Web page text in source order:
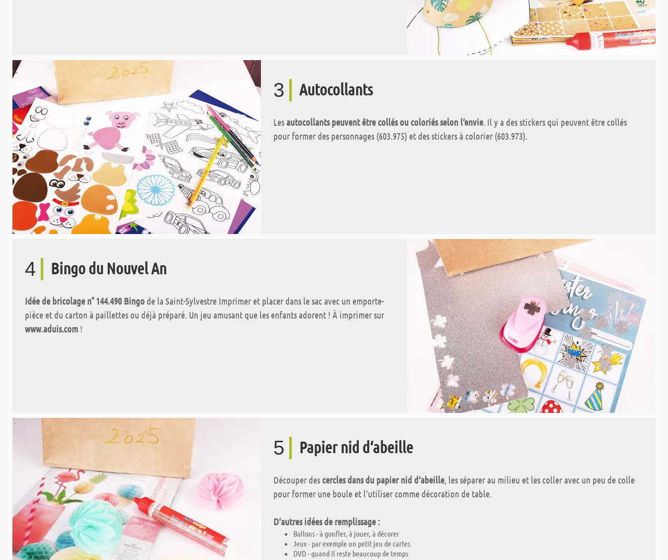
3 Autocollants
Lesautocollants peuvent être collés ou coloriés selon l‘envie. Il y a des stickers qui peuvent être collés
pour former des personnages (603.975) et des stickers à colorier (603.973).
4 Bingo du Nouvel An
Idée de bricolage n° 144.490 Bingo de la Saint-Sylvestre Imprimer et placer dans le sac avec un emporte-
pièce et du carton à paillettes ou déjà préparé. Un jeu amusant que les enfants adorent ! À imprimer sur
www.aduis.com !
5 Papier nid d‘abeille
Découper des cercles dans du papier nid d‘abeille, les séparer au milieu et les coller avec un peu de colle
pour former une boule et l‘utiliser comme décoration de table.
D‘autres idées de remplissage :
Ballons - à gonfler, à jouer, à décorer
Jeux - par exemple un petit jeu de cartes
DVD - quand il reste beaucoup de temps